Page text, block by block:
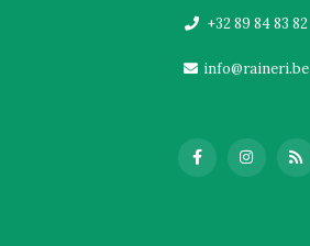
+32 89 84 83 82
info@raineri.be